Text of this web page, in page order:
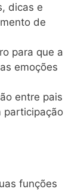
dicas e
de
para que a
emoções
entre pais
participação
funções